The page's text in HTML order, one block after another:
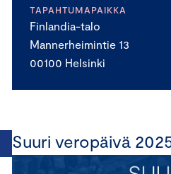
TAPAHTUMAPAIKKA
Finlandia-talo
Mannerheimintie 13
00100 Helsinki
Suuri veropäivä